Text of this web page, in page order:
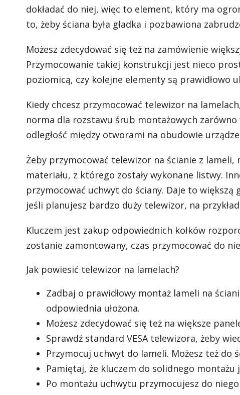
dokładać do niej, więc to element, który ma
to, żeby ściana była gładka i pozbawiona
Możesz zdecydować się też na zamówienie
Przymocowanie takiej konstrukcji jest nieco
poziomicą, czy kolejne elementy są prawidłowo
Kiedy chcesz przymocować telewizor na
norma dla rozstawu śrub montażowych
odległość między otworami na obudowie
Żeby przymocować telewizor na ścianie z
materiału, z którego zostały wykonane listwy.
przymocować uchwyt do ściany. Daje to
jeśli planujesz bardzo duży telewizor, na
Kluczem jest zakup odpowiednich kołków
zostanie zamontowany, czas przymocować do
Jak powiesić telewizor na lamelach?
Zadbaj o prawidłowy montaż lameli na
odpowiednia ułożona.
Możesz zdecydować się też na większe
Sprawdź standard VESA telewizora, żeby
Przymocuj uchwyt do lameli. Możesz też do
Pamiętaj, że kluczem do solidnego
Po montażu uchwytu przymocujesz do